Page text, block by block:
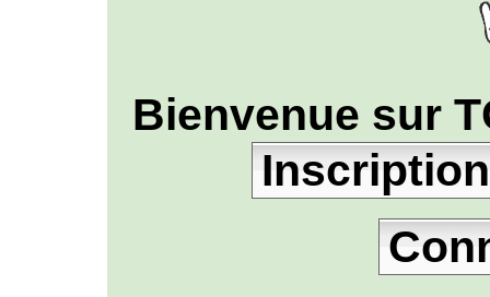
Bienvenue sur
Inscription